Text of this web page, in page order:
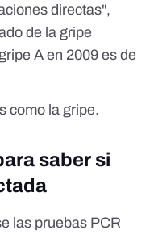
directas",
de la gripe
A en 2009 es de
como la gripe.
saber si
las pruebas PCR